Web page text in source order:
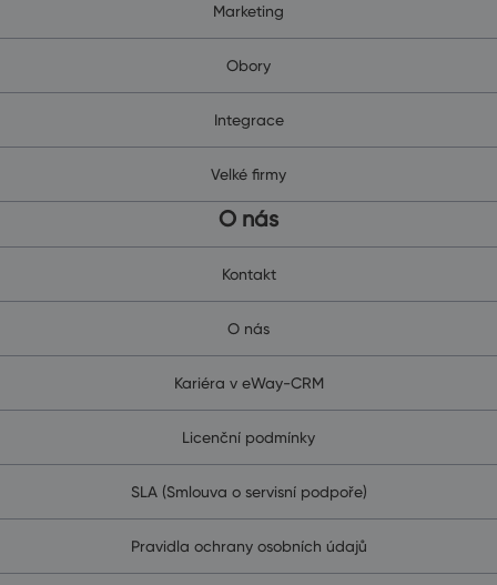
Marketing
Obory
Integrace
Velké firmy
O nás
Kontakt
O nás
Kariéra v eWay-CRM
Licenční podmínky
SLA (Smlouva o servisní podpoře)
Pravidla ochrany osobních údajů